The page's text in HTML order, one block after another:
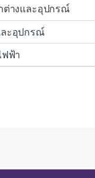
ต่างและอุปกรณ์
ะอุปกรณ์
ฟฟ้า